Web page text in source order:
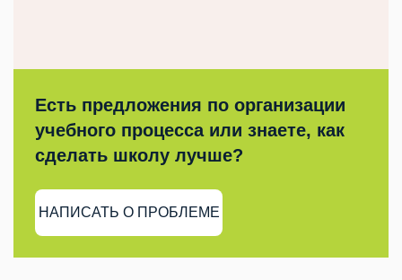
Есть предложения по организации
учебного процесса или знаете, как
сделать школу лучше?
НАПИСАТЬ О ПРОБЛЕМЕ